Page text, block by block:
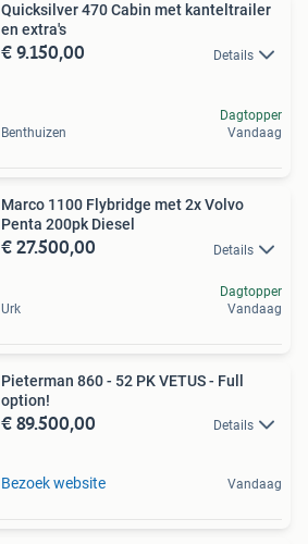
Quicksilver 470 Cabin met kanteltrailer
en extra's
€ 9.150,00 Details
Benthuizen
Dagtopper
Vandaag
Marco 1100 Flybridge met 2x Volvo
Penta 200pk Diesel
€ 27.500,00 Details
Urk
Dagtopper
Vandaag
Pieterman 860 - 52 PK VETUS - Full
option!
€ 89.500,00 Details
Bezoek website Vandaag